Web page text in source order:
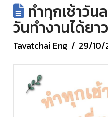
ทำทุกเช้าวัน
วันทำงานได้ยา
Tavatchai Eng 29/10/